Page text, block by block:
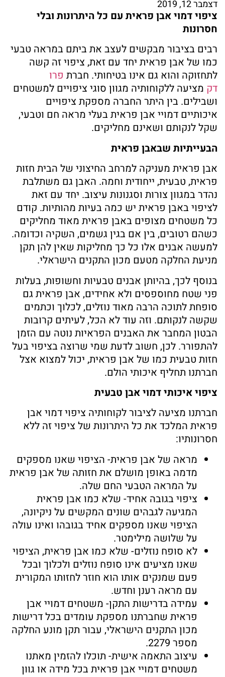
דצמבר 12, 2019
ציפוי דמוי אבן פראית עם כל היתרונות ובלי
חסרונות
רבים בציבור מבקשים לעצב את ביתם במראה טבעי
כמו של אבן פראית יחד עם זאת, ציפוי זה קשה
לתחזוקה והוא גם אינו בטיחותי. חברת פרו
דק מציעה ללקוחותיה מגוון סוגי ציפויים למשטחים
ושבילים. בין היתר החברה מספקת ציפויים
איכותיים דמויי אבן פראית בעלי מראה חם וטבעי,
שקל לנקותם ושאינם מחליקים.
הבעייתיות שבאבן פראית
אבן פראית מעניקה למרחב החיצוני של הבית חזות
פראית, טבעית, ייחודית וחמה. האבן גם משתלבת
נהדר במגוון צורות וסגנונות עיצוב. יחד עם זאת
לציפוי באבן פראית יש כמה בעיות מהותיות. קודם
כל משטחים מצופים באבן פראית מאוד מחליקים
כשהם רטובים, בין אם בגין גשמים, השקיה וכדומה.
למעשה אבנים אלו כל כך מחליקות שאין להן תקן
מניעת החלקה מטעם מכון התקנים הישראלי.
בנוסף לכך, בהיותן אבנים טבעיות וחשופות, בעלות
פני שטח מחוספסים ולא אחידים, אבן פראית גם
סופחת לתוכה הרבה מאוד נוזלים, לכלוך וכתמים
שקשה לנקותם. וזה עוד לא הכל, לעיתים קרובות
הבטון המחבר את האבנים הפראיות נוטה עם הזמן
להתפורר. לכן, חשוב לדעת שמי שרוצה בציפוי בעל
חזות טבעית כמו של אבן פראית, יכול למצוא אצל
חברתנו תחליף איכותי הולם.
ציפוי איכותי דמוי אבן טבעית
חברתנו מציעה לציבור לקוחותיה ציפוי דמוי אבן
פראית המלכד את כל היתרונות של ציפוי זה ללא
חסרונותיו:
מראה של אבן פראית- הציפוי שאנו מספקים
מדמה באופן מושלם את חזותה של אבן פראית
על המראה הטבעי החם שלה.
ציפוי בגובה אחיד- שלא כמו אבן פראית
המגיעה לגבהים שונים המקשים על ניקיונה,
הציפוי שאנו מספקים אחיד בגובהו ואינו עולה
על שלושה מילימטר.
לא סופח נוזלים- שלא כמו אבן פראית, הציפוי
שאנו מציעים אינו סופח נוזלים ולכלוך ובכל
פעם שמנקים אותו הוא חוזר לחזותו המקורית
עם מראה רענן וחדש.
עמידה בדרישות התקן- משטחים דמויי אבן
פראית שחברתנו מספקת עומדים בכל דרישות
מכון התקנים הישראלי, עבור תקן מונע החלקה
מספר 2279.
עיצוב התאמה אישית- תוכלו להזמין מאתנו
משטחים דמויי אבן פראית בכל מידה או גוון